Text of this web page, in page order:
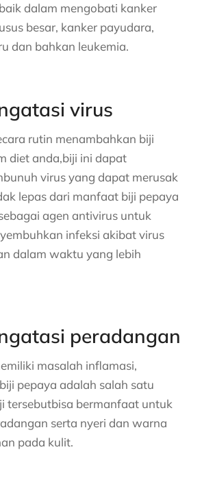
dalam mengobati kanker
besar, kanker payudara,
dan bahkan leukemia.
virus
rutin menambahkan biji
diet anda,biji ini dapat
virus yang dapat merusak
lepas dari manfaat biji pepaya
agen antivirus untuk
infeksi akibat virus
dalam waktu yang lebih
peradangan
masalah inflamasi,
pepaya adalah salah satu
tersebutbisa bermanfaat untuk
serta nyeri dan warna
pada kulit.